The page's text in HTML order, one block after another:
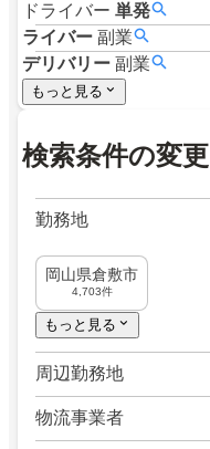
ドライバー 単発
ライバー 副業
デリバリー 副業
もっと見る
検索条件の変更
勤務地
岡山県倉敷市
4,703件
もっと見る
周辺勤務地
物流事業者